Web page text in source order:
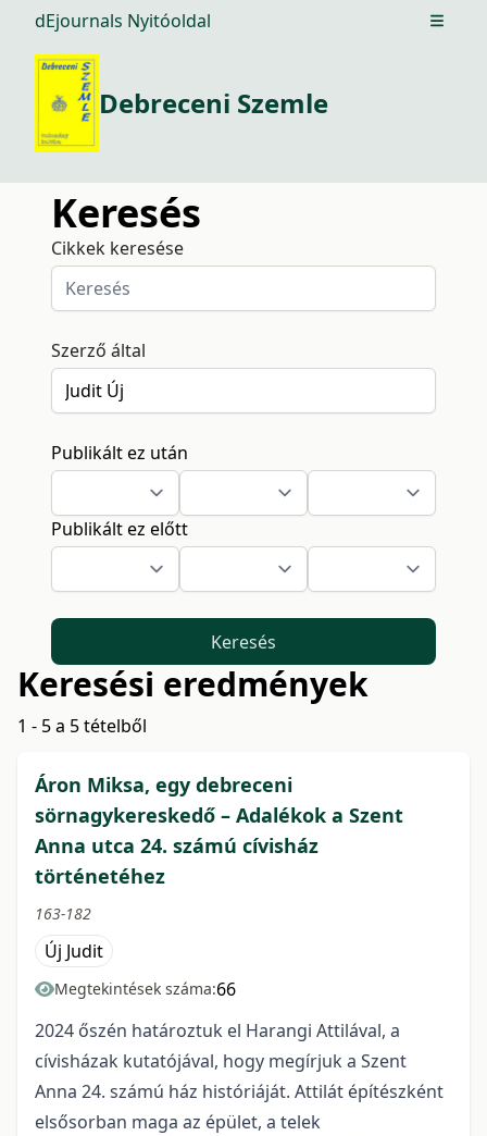
dEjournals Nyitóoldal Open
Debreceni Szemle
Keresés
Cikkek keresése
Szerző által
Publikált ez után
Publikált ez előtt
Keresés
Keresési eredmények
1 - 5 a 5 tételből
Áron Miksa, egy debreceni
sörnagykereskedő – Adalékok a Szent
Anna utca 24. számú cívisház
történetéhez
163-182
Új Judit
Megtekintések száma:66
2024 őszén határoztuk el Harangi Attilával, a
cívisházak kutatójával, hogy megírjuk a Szent
Anna 24. számú ház históriáját. Attilát építészként
elsősorban maga az épület, a telek